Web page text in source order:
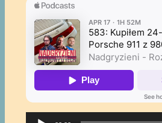
Odtwarzacz